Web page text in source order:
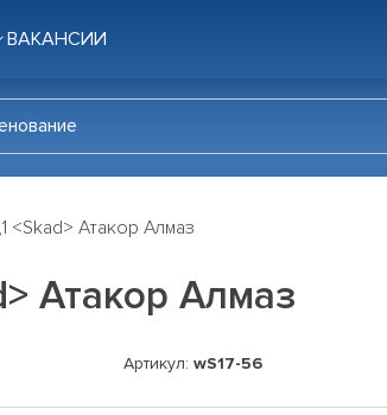
ВАКАНСИИ
<Skad> Атакор Алмаз
Атакор Алмаз
Артикул: wS17-56